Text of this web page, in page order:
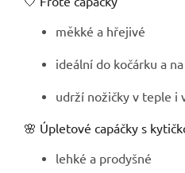
měkké a hřejivé
ideální do kočárku a
udrží nožičky v teple i
🌸 Úpletové capáčky s
lehké a prodyšné